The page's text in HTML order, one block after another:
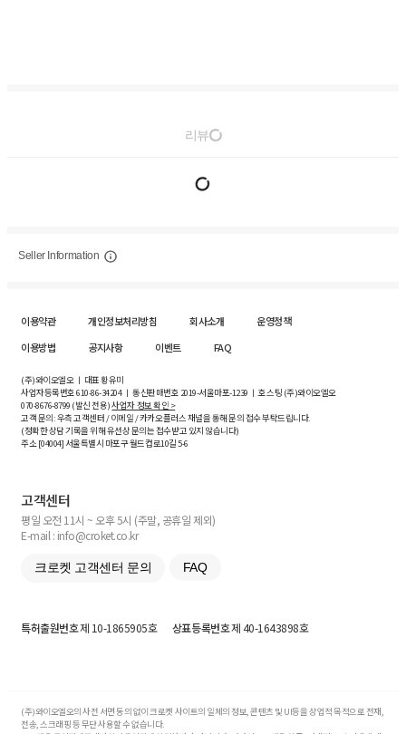
리뷰
Seller Information
이용약관 개인정보처리방침 회사소개
운영정책
이용방법
공지사항 이벤트 FAQ
(주)와이오엘오 ㅣ 대표 황유미
사업자등록번호610-86-34204ㅣ 통신판매번호 2019-서울마포-1239 ㅣ 호스팅 (주)와이오엘오
070-8676-8799 (발신 전용)사업자 정보 확인 >
고객 문의: 우측 고객센터 / 이메일 / 카카오플러스 채널을 통해 문의 접수 부탁드립니다.
(정확한 상담 기록을 위해 유선상 문의는 접수받고 있지 않습니다)
주소 [04004] 서울특별시 마포구 월드컵로10길5-6
고객센터
평일 오전 11시 ~ 오후 5시 (주말, 공휴일 제외)
E-mail : info@croket.co.kr
크로켓 고객센터 문의 FAQ
특허출원번호제 10-1865905호 상표등록번호제 40-1643898호
(주)와이오엘오의 사전 서면 동의 없이 크로켓 사이트의 일체의 정보, 콘텐츠 및 UI등을 상업적 목적으로 전재,
전송, 스크래핑 등 무단 사용할 수 없습니다.